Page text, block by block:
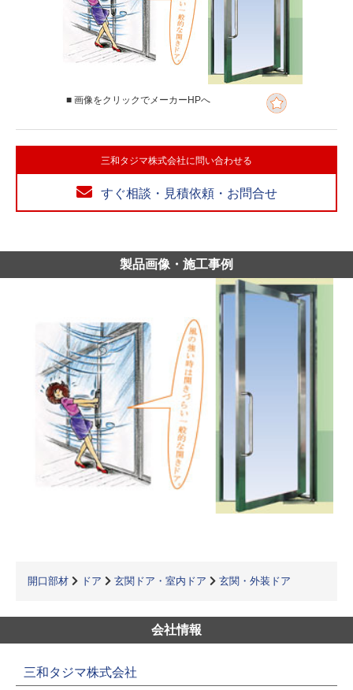
■ 画像をクリックでメーカーHPへ
三和タジマ株式会社に問い合わせる
すぐ相談・見積依頼・お問合せ
製品画像・施工事例
開口部材 ドア 玄関ドア・室内ドア 玄関・外装ドア
会社情報
三和タジマ株式会社